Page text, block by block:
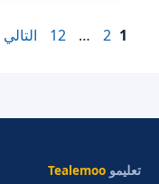
Page
1
Page
2
…
Page
12 التالي
تعليمو Tealemoo